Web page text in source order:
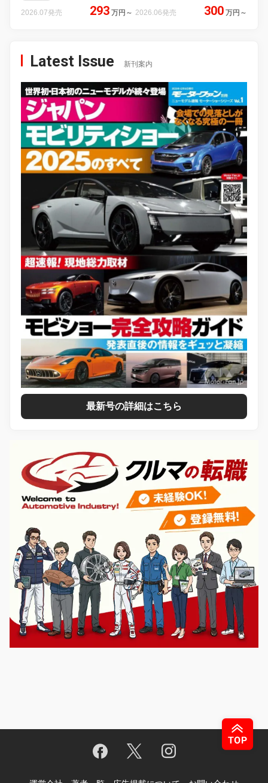
2026.07発売 293 万円 ～ 2026.06発売 300 万円 ～
Latest Issue 新刊案内
最新号の詳細はこちら